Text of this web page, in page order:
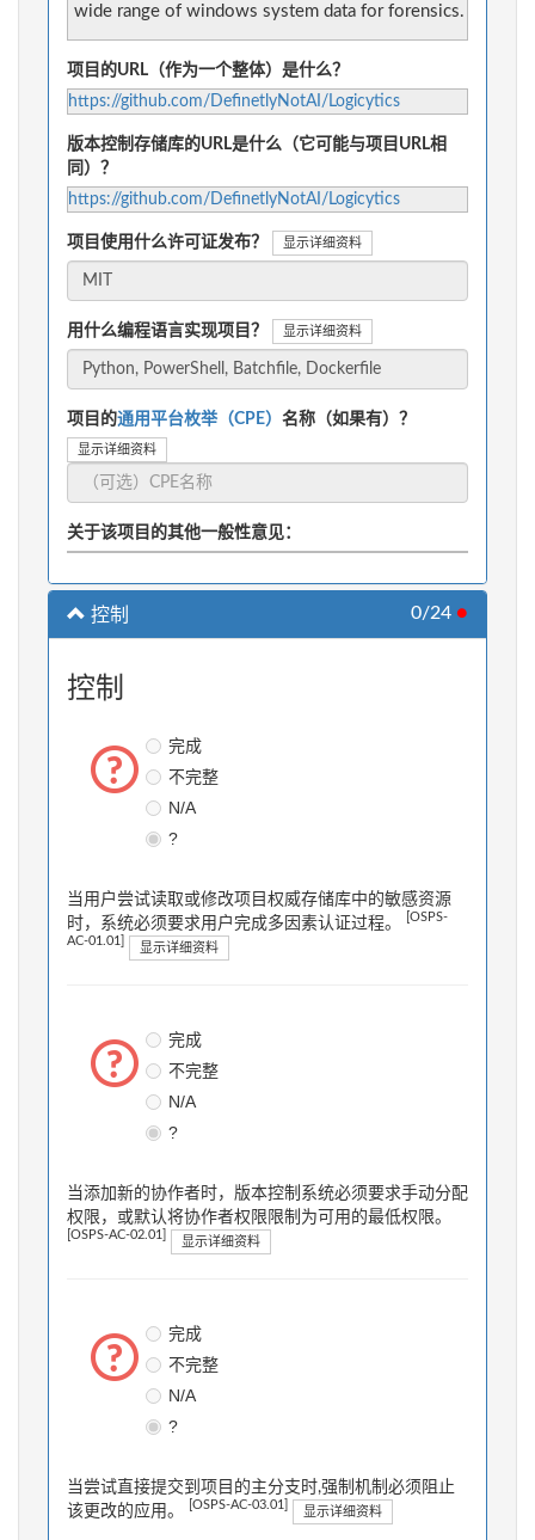
wide range of windows system data for forensics.
项目的URL（作为一个整体）是什么？
https://github.com/DefinetlyNotAI/Logicytics
版本控制存储库的URL是什么（它可能与项目URL相
同）？
https://github.com/DefinetlyNotAI/Logicytics
项目使用什么许可证发布？ 显示详细资料
用什么编程语言实现项目？ 显示详细资料
项目的通用平台枚举（CPE） 名称（如果有）？
显示详细资料
关于该项目的其他一般性意见：
控制 0/24 ●
控制
完成
不完整
N/A
?
当用户尝试读取或修改项目权威存储库中的敏感资源
时，系统必须要求用户完成多因素认证过程。
[OSPS-
AC-01.01] 显示详细资料
完成
不完整
N/A
?
当添加新的协作者时，版本控制系统必须要求手动分配
权限，或默认将协作者权限限制为可用的最低权限。
[OSPS-AC-02.01] 显示详细资料
完成
不完整
N/A
?
当尝试直接提交到项目的主分支时,强制机制必须阻止
该更改的应用。
[OSPS-AC-03.01] 显示详细资料